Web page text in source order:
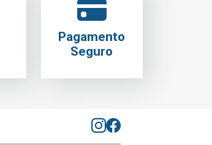
Pagamento
Seguro